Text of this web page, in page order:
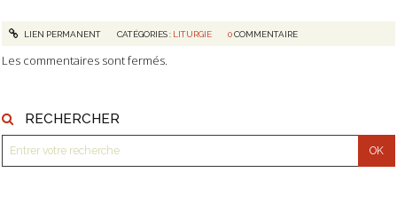
RECHERCHER
LIEN PERMANENT CATÉGORIES : LITURGIE 0COMMENTAIRE
Les commentaires sont fermés.